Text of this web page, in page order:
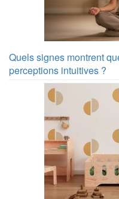
Quels signes montrent
perceptions intuitives ?